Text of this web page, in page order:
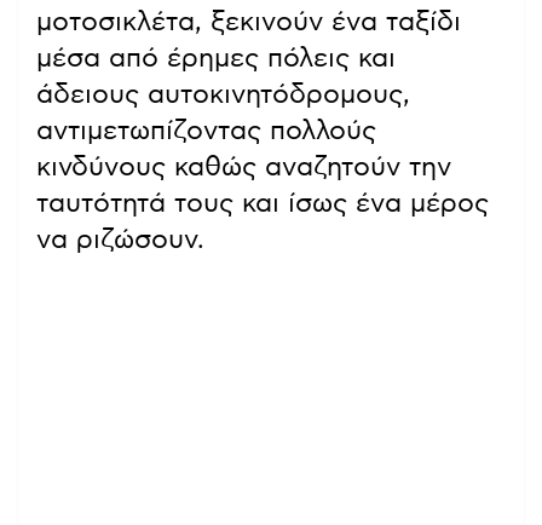
μοτοσικλέτα, ξεκινούν ένα ταξίδι
μέσα από έρημες πόλεις και
άδειους αυτοκινητόδρομους,
αντιμετωπίζοντας πολλούς
κινδύνους καθώς αναζητούν την
ταυτότητά τους και ίσως ένα μέρος
να ριζώσουν.